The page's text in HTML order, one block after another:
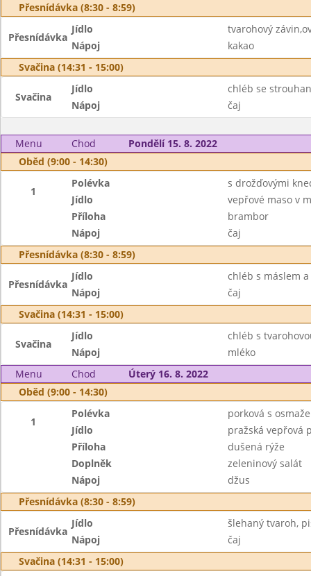
Přesnídávka (8:30 - 8:59)
Přesnídávka
Jídlo
tvarohový
Nápoj
kakao
Svačina (14:31 - 15:00)
Svačina
Jídlo
chléb se
Nápoj
čaj
Menu Chod
Pondělí 15. 8. 2022
Oběd (9:00 - 14:30)
1
Polévka
s drožďovými
Jídlo
vepřové maso v
Příloha
brambor
Nápoj
čaj
Přesnídávka (8:30 - 8:59)
Přesnídávka
Jídlo
chléb s máslem
Nápoj
čaj
Svačina (14:31 - 15:00)
Svačina
Jídlo
chléb s
Nápoj
mléko
Menu
Chod
Úterý 16. 8. 2022
Oběd (9:00 - 14:30)
1
Polévka
porková s
Jídlo
pražská vepřová
Příloha
dušená rýže
Doplněk
zeleninový salát
Nápoj
džus
Přesnídávka (8:30 - 8:59)
Přesnídávka
Jídlo
šlehaný tvaroh,
Nápoj
čaj
Svačina (14:31 - 15:00)